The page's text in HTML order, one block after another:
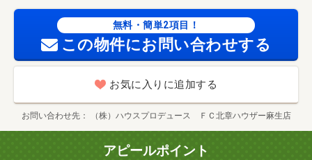
富なので、衣類や履き物・バイク置場：なし・駐輪場：有/
ハウスクリーニング料 27500円/ＦＦ分解整備料（入居
時） 16500円
無料・簡単2項目！
この物件にお問い合わせする
お気に入りに追加する
お問い合わせ先 （株）ハウスプロデュース ＦＣ北章ハウザー麻生店
アピールポイント